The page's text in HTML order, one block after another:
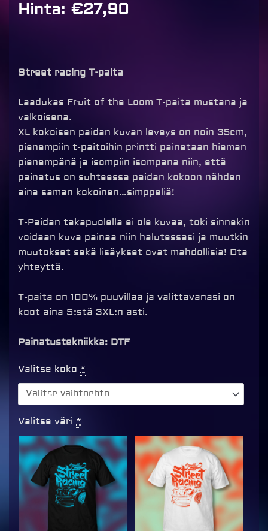
Hinta: €27,90
Street racing T-paita
Laadukas Fruit of the Loom T-paita mustana ja
valkoisena.
XL kokoisen paidan kuvan leveys on noin 35cm,
pienempiin t-paitoihin printti painetaan hieman
pienempänä ja isompiin isompana niin, että
painatus on suhteessa paidan kokoon nähden
aina saman kokoinen…simppeliä!
T-Paidan takapuolella ei ole kuvaa, toki sinnekin
voidaan kuva painaa niin halutessasi ja muutkin
muutokset sekä lisäykset ovat mahdollisia! Ota
yhteyttä.
T-paita on 100% puuvillaa ja valittavanasi on
koot aina S:stä 3XL:n asti.
Painatustekniikka: DTF
Valitse koko *
Valitse väri *
Street
racing
musta/valkoinen
määrä